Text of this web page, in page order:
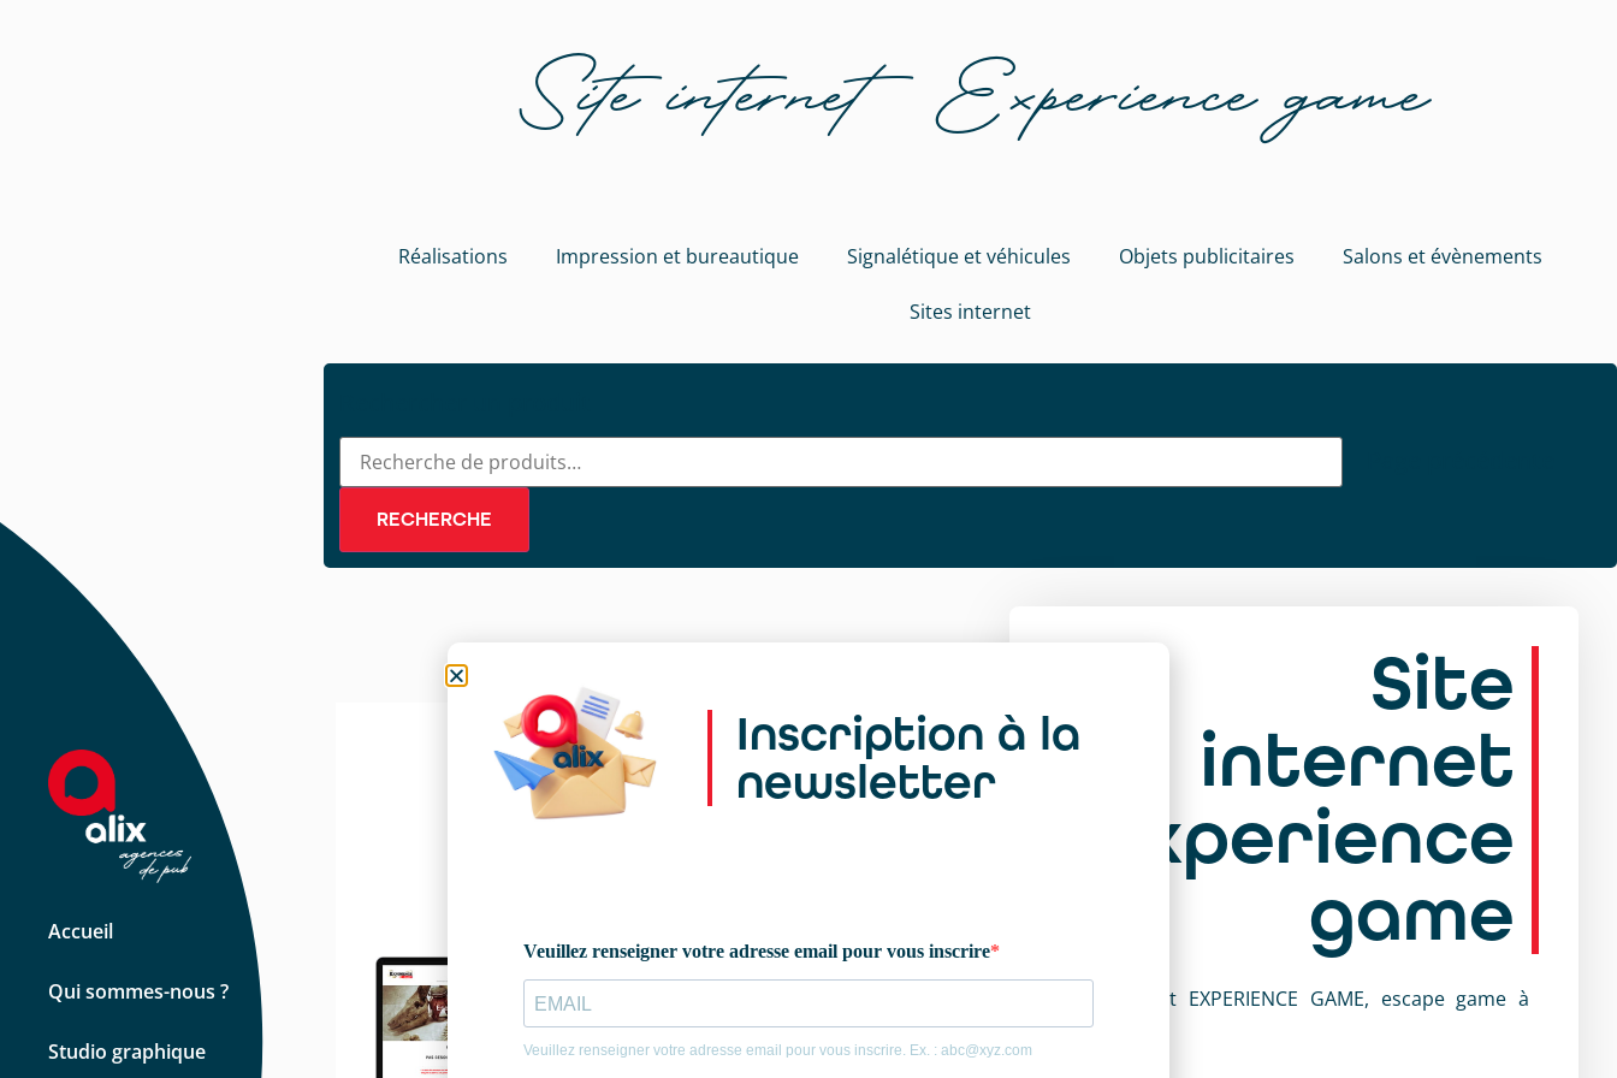
Accueil
Qui sommes-nous ?
Studio graphique
Site internet Experience game
Réalisations Impression et bureautique Signalétique et véhicules Objets publicitaires Salons et évènements
Sites internet
RECHERCHE
Site
internet
Experience
game
Site internet EXPERIENCE GAME, escape game à
Saint-Lô
Inscription à la
newsletter